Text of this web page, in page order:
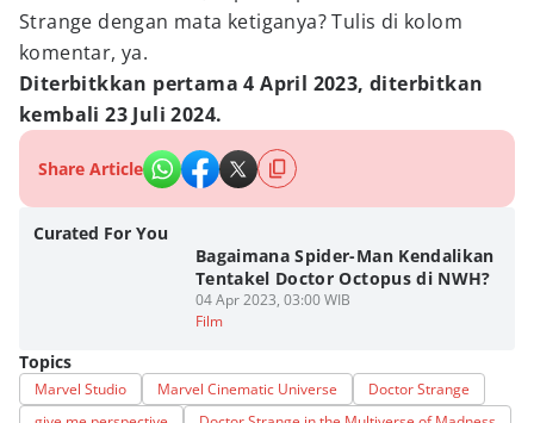
Strange dengan mata ketiganya? Tulis di kolom
komentar, ya.
Diterbitkkan pertama 4 April 2023, diterbitkan
kembali 23 Juli 2024.
Share Article
Curated For You
Bagaimana Spider-Man Kendalikan
Tentakel Doctor Octopus di NWH?
04 Apr 2023, 03:00 WIB
Film
Topics
Marvel Studio Marvel Cinematic Universe
Doctor Strange